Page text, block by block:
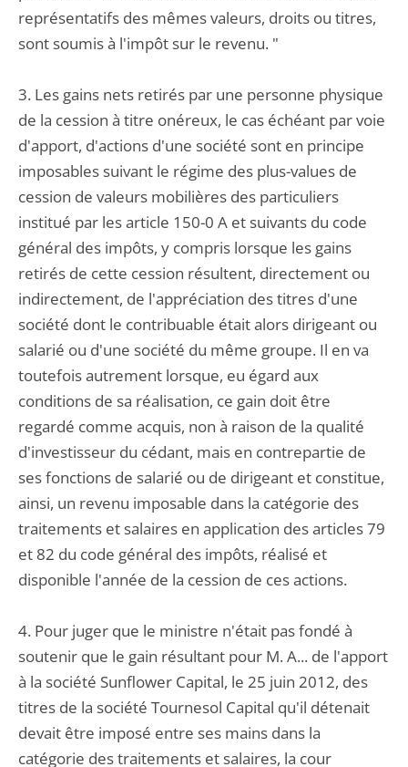
représentatifs des mêmes valeurs, droits ou titres,
sont soumis à l'impôt sur le revenu. "
3. Les gains nets retirés par une personne physique
de la cession à titre onéreux, le cas échéant par voie
d'apport, d'actions d'une société sont en principe
imposables suivant le régime des plus-values de
cession de valeurs mobilières des particuliers
institué par les article 150-0 A et suivants du code
général des impôts, y compris lorsque les gains
retirés de cette cession résultent, directement ou
indirectement, de l'appréciation des titres d'une
société dont le contribuable était alors dirigeant ou
salarié ou d'une société du même groupe. Il en va
toutefois autrement lorsque, eu égard aux
conditions de sa réalisation, ce gain doit être
regardé comme acquis, non à raison de la qualité
d'investisseur du cédant, mais en contrepartie de
ses fonctions de salarié ou de dirigeant et constitue,
ainsi, un revenu imposable dans la catégorie des
traitements et salaires en application des articles 79
et 82 du code général des impôts, réalisé et
disponible l'année de la cession de ces actions.
4. Pour juger que le ministre n'était pas fondé à
soutenir que le gain résultant pour M. A... de l'apport
à la société Sunflower Capital, le 25 juin 2012, des
titres de la société Tournesol Capital qu'il détenait
devait être imposé entre ses mains dans la
catégorie des traitements et salaires, la cour